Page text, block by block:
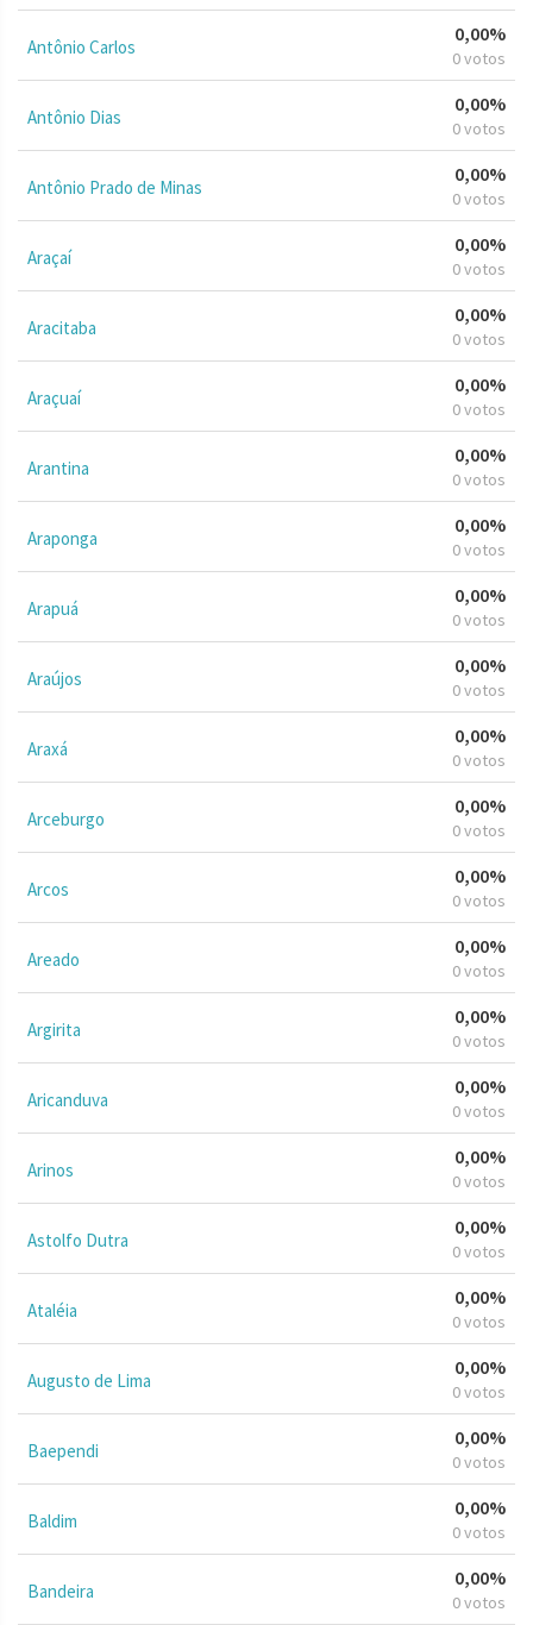
Antônio Carlos
0,00%
0 votos
Antônio Dias
0,00%
0 votos
Antônio Prado de Minas
0,00%
0 votos
Araçaí
0,00%
0 votos
Aracitaba
0,00%
0 votos
Araçuaí
0,00%
0 votos
Arantina
0,00%
0 votos
Araponga
0,00%
0 votos
Arapuá
0,00%
0 votos
Araújos
0,00%
0 votos
Araxá
0,00%
0 votos
Arceburgo
0,00%
0 votos
Arcos
0,00%
0 votos
Areado
0,00%
0 votos
Argirita
0,00%
0 votos
Aricanduva
0,00%
0 votos
Arinos
0,00%
0 votos
Astolfo Dutra
0,00%
0 votos
Ataléia
0,00%
0 votos
Augusto de Lima
0,00%
0 votos
Baependi
0,00%
0 votos
Baldim
0,00%
0 votos
Bandeira
0,00%
0 votos